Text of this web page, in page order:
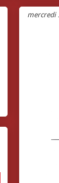
mercredi